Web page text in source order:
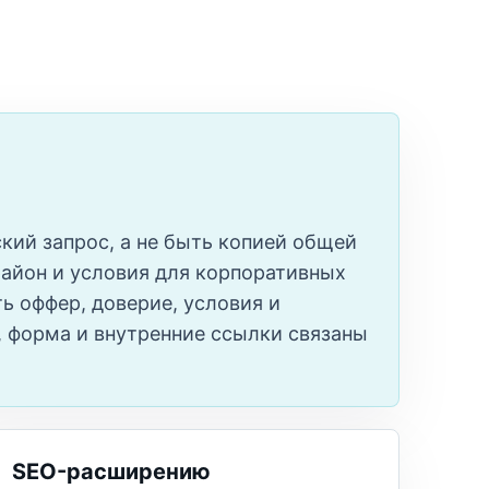
запрос, а не быть копией общей
и условия для корпоративных
оффер, доверие, условия и
форма и внутренние ссылки связаны
SEO-расширению